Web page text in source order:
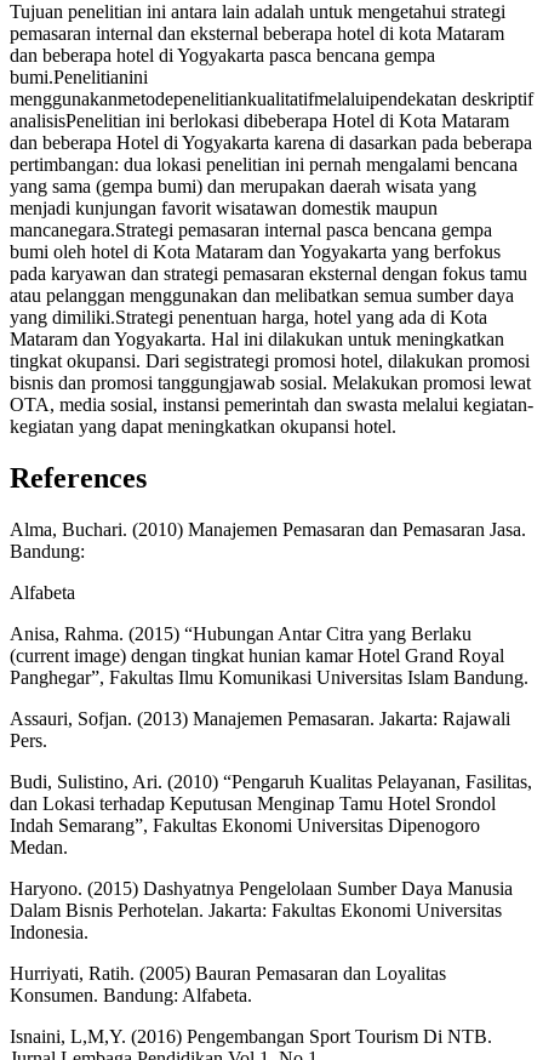
Tujuan penelitian ini antara lain adalah untuk mengetahui strategi
pemasaran internal dan eksternal beberapa hotel di kota Mataram
dan beberapa hotel di Yogyakarta pasca bencana gempa
bumi.Penelitianini
menggunakanmetodepenelitiankualitatifmelaluipendekatan deskriptif
analisisPenelitian ini berlokasi dibeberapa Hotel di Kota Mataram
dan beberapa Hotel di Yogyakarta karena di dasarkan pada beberapa
pertimbangan: dua lokasi penelitian ini pernah mengalami bencana
yang sama (gempa bumi) dan merupakan daerah wisata yang
menjadi kunjungan favorit wisatawan domestik maupun
mancanegara.Strategi pemasaran internal pasca bencana gempa
bumi oleh hotel di Kota Mataram dan Yogyakarta yang berfokus
pada karyawan dan strategi pemasaran eksternal dengan fokus tamu
atau pelanggan menggunakan dan melibatkan semua sumber daya
yang dimiliki.Strategi penentuan harga, hotel yang ada di Kota
Mataram dan Yogyakarta. Hal ini dilakukan untuk meningkatkan
tingkat okupansi. Dari segistrategi promosi hotel, dilakukan promosi
bisnis dan promosi tanggungjawab sosial. Melakukan promosi lewat
OTA, media sosial, instansi pemerintah dan swasta melalui kegiatan-
kegiatan yang dapat meningkatkan okupansi hotel.
References
Alma, Buchari. (2010) Manajemen Pemasaran dan Pemasaran Jasa.
Bandung:
Alfabeta
Anisa, Rahma. (2015) “Hubungan Antar Citra yang Berlaku
(current image) dengan tingkat hunian kamar Hotel Grand Royal
Panghegar”, Fakultas Ilmu Komunikasi Universitas Islam Bandung.
Assauri, Sofjan. (2013) Manajemen Pemasaran. Jakarta: Rajawali
Pers.
Budi, Sulistino, Ari. (2010) “Pengaruh Kualitas Pelayanan, Fasilitas,
dan Lokasi terhadap Keputusan Menginap Tamu Hotel Srondol
Indah Semarang”, Fakultas Ekonomi Universitas Dipenogoro
Medan.
Haryono. (2015) Dashyatnya Pengelolaan Sumber Daya Manusia
Dalam Bisnis Perhotelan. Jakarta: Fakultas Ekonomi Universitas
Indonesia.
Hurriyati, Ratih. (2005) Bauran Pemasaran dan Loyalitas
Konsumen. Bandung: Alfabeta.
Isnaini, L,M,Y. (2016) Pengembangan Sport Tourism Di NTB.